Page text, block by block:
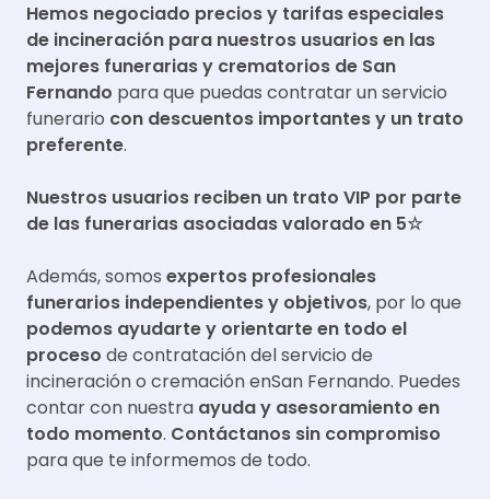
Hemos negociado precios y tarifas especiales
de incineración para nuestros usuarios en las
mejores funerarias y crematorios de San
Fernando para que puedas contratar un servicio
funerario con descuentos importantes y un trato
preferente.
Nuestros usuarios reciben un trato VIP por parte
de las funerarias asociadas valorado en 5☆
Además, somos expertos profesionales
funerarios independientes y objetivos, por lo que
podemos ayudarte y orientarte en todo el
proceso de contratación del servicio de
incineración o cremación enSan Fernando. Puedes
contar con nuestra ayuda y asesoramiento en
todo momento. Contáctanos sin compromiso
para que te informemos de todo.